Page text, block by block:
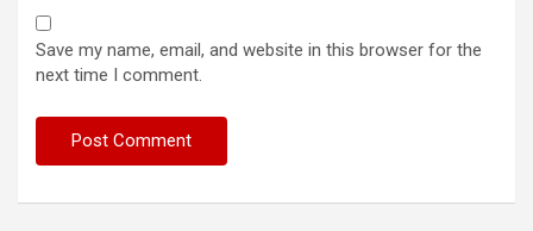
Save my name, email, and website in this browser for the
next time I comment.